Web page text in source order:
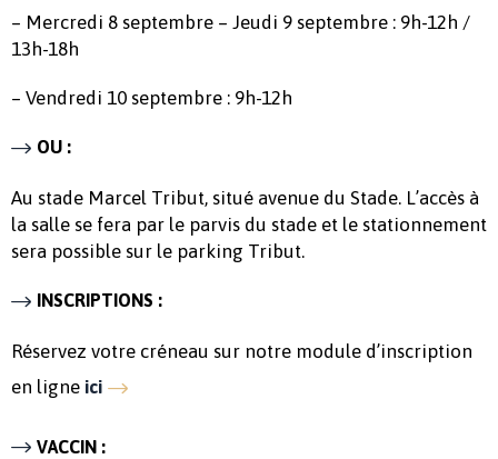
– Mercredi 8 septembre – Jeudi 9 septembre : 9h-12h /
13h-18h
– Vendredi 10 septembre : 9h-12h
OU :
Au stade Marcel Tribut, situé avenue du Stade. L’accès à
la salle se fera par le parvis du stade et le stationnement
sera possible sur le parking Tribut.
INSCRIPTIONS :
Réservez votre créneau sur notre module d’inscription
en ligne ici
VACCIN :